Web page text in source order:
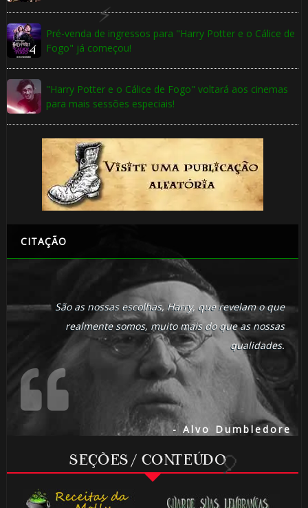
Pré-venda de ingressos para "Harry Potter e o Cálice de
Fogo" já começou!
"Harry Potter e o Cálice de Fogo" voltará aos cinemas
para mais sessões especiais!
CITAÇÃO
São as nossas escolhas, Harry, que revelam o que
realmente somos, muito mais do que as nossas
qualidades.
- Alvo Dumbledore
SEÇÕES / CONTEÚDO